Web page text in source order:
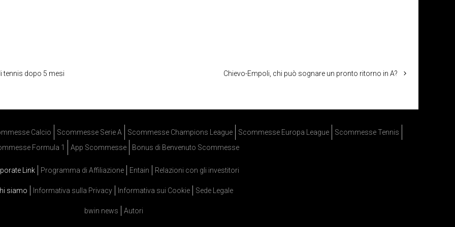
tennis dopo 5 mesi Chievo-Empoli, chi può sognare un pronto ritorno in A?
Calcio Scommesse Serie A Scommesse Champions League Scommesse Europa League
Scommesse Tennis
Formula 1
App Scommesse Bonus di Benvenuto Scommesse
Link Programma di Affiliazione Entain Relazioni con gli investitori
siamo Informativa sulla Privacy Informativa sui Cookie Sede Legale
bwin news Autori